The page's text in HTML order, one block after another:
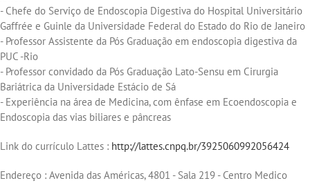
- Chefe do Serviço de Endoscopia Digestiva do Hospital Universitário
Gaffrée e Guinle da Universidade Federal do Estado do Rio de Janeiro
- Professor Assistente da Pós Graduação em endoscopia digestiva da
PUC -Rio
- Professor convidado da Pós Graduação Lato-Sensu em Cirurgia
Bariátrica da Universidade Estácio de Sá
- Experiência na área de Medicina, com ênfase em Ecoendoscopia e
Endoscopia das vias biliares e pâncreas
Link do currículo Lattes : http://lattes.cnpq.br/3925060992056424
Endereço : Avenida das Américas, 4801 - Sala 219 - Centro Medico